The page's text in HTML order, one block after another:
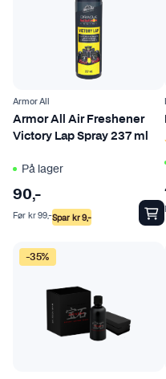
Armor All
Armor All Air Freshener
Victory Lap Spray 237 ml
På lager
90,-
Spar kr9,-
Før kr99,-
-35%